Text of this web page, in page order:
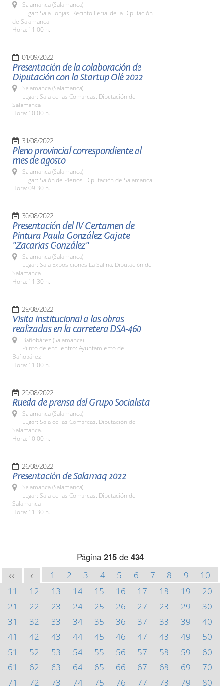
Salamanca (Salamanca)
Lugar: Sala Lonjas. Recinto Ferial de la Diputación
de Salamanca
Hora: 11:00 h.
01/09/2022
Presentación de la colaboración de
Diputación con la Startup Olé 2022
Salamanca (Salamanca)
Lugar: Sala de las Comarcas. Diputación de
Salamanca
Hora: 10:00 h.
31/08/2022
Pleno provincial correspondiente al
mes de agosto
Salamanca (Salamanca)
Lugar: Salón de Plenos. Diputación de Salamanca
Hora: 09:30 h.
30/08/2022
Presentación del IV Certamen de
Pintura Paula González Gajate
"Zacarias González"
Salamanca (Salamanca)
Lugar: Sala Exposiciones La Salina. Diputación de
Salamanca
Hora: 11:30 h.
29/08/2022
Visita institucional a las obras
realizadas en la carretera DSA-460
Bañobárez (Salamanca)
Punto de encuentro: Ayuntamiento de
Bañobárez.
Hora: 11:00 h.
29/08/2022
Rueda de prensa del Grupo Socialista
Salamanca (Salamanca)
Lugar: Sala de las Comarcas. Diputación de
Salamanca.
Hora: 10:00 h.
26/08/2022
Presentación de Salamaq 2022
Salamanca (Salamanca)
Lugar: Sala de las Comarcas. Diputación de
Salamanca
Hora: 11:30 h.
Página 215de 434
<< < 1 2 3 4 5 6 7 8 9
10
11
12 13 14 15 16 17 18 19
20
21
22 23 24 25 26 27 28 29
30
31
32 33 34 35 36 37 38 39
40
41
42 43 44 45 46 47 48 49
50
51
52 53 54 55 56 57 58 59
60
61
62 63 64 65 66 67 68 69
70
71
72 73 74 75 76 77 78 79
80